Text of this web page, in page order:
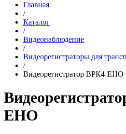
Главная
/
Каталог
/
Видеонаблюдение
/
Видеорегистраторы для
/
Видеорегистратор ВРК4-ЕНО
ЕНО